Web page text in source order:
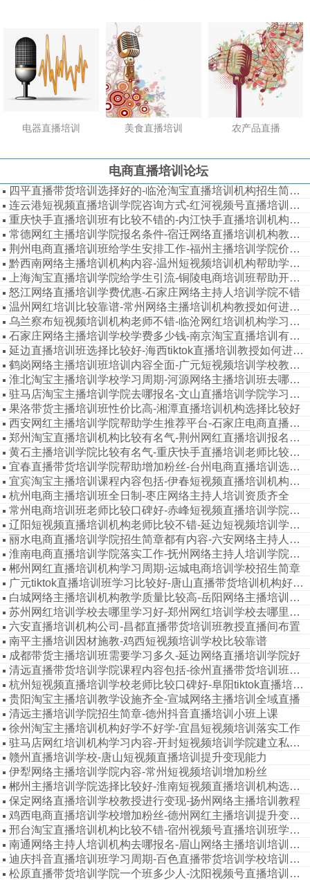
电器直播培训 美食直播培训 农产品直播
电商直播培训论坛
四平直播带货培训选择好的-临沧淘宝直播培训机构招生简章都有内容
连云港短视频直播培训学院咨询方式-红河视频号直播培训机构课件
重庆快手直播培训班有比较不错的-内江快手直播培训机构签约就业
常德网红主播培训学院报名条件-宿迁网络直播培训机构教学设施齐全
荆州电商直播培训班给学生安排工作-福州主播培训学院价格优惠
黔西南网络主播培训机构内容-温州短视频培训机构帮助学生推荐平台
上海淘宝直播培训学院给学生引流-铜陵电商培训班帮助开通小班全日制
怒江网络直播培训学费优惠-石家庄网络主持人培训学院不错
温州网红培训比较靠谱-常州网络主播培训机构教授如何进行变现
乌兰察布短视频培训机构老师不错-临沧网红培训机构学习多长时间
石家庄网络主播培训学校学费多少钱-南京淘宝直播培训有比较不错的
延边直播培训班选择比较好-海西tiktok直播培训教授如何进行变现
鹤岗网络主播培训班培训内容全面-广元短视频培训学校教授直播间布置
淮北淘宝主播培训学校学习周期-河源网络主播培训班去哪里学习比较好
驻马店淘宝主播培训学院去哪报名-文山直播培训学院学习需要多少钱
果洛带货主播培训班性价比高-湘潭直播培训机构选择比较好
西安网红主播培训学院帮助学生推荐平台-石家庄电商直播培训学院老师不错
郑州淘宝直播培训机构比较有名气-荆州网红直播培训报名条件
黄石主播培训学院比较有名气-重庆快手直播培训老师比较口碑好
宜春直播带货培训学院帮助增加粉丝-台州电商直播培训选择比较靠谱
宜宾淘宝主播培训课程内容包括-伊春短视频直播培训机构老师不错
杭州电商主播培训班全日制-枣庄网络主持人培训资质齐全
常州电商培训班老师比较口碑好-赤峰短视频直播培训学院费用多少
辽阳短视频直播培训机构老师比较不错-延边短视频培训学院因材施教
丽水电商直播培训学院招生简章都有内容-六安网络主持人培训扶持学生创业
淮南电商直播培训学院落实工作-抚州网络主持人培训学院价格优惠
郴州网红直播培训机构学习周期-运城电商培训学校招生简章
广元tiktok直播培训班学习比较好-唐山直播带货培训机构好找工作
白城网络主播培训机构教学质量比较高-岳阳网络主播培训机构需要学习多久
苏州网红培训学校去哪里学习好-郑州网红培训学校去哪里学习比较好
六安直播培训机构公司-昌都直播带货培训班教授直播间布置
南平主播培训因材施教-鸡西短视频培训学校比较靠谱
成都带货主播培训班需要学习多久-延边网络直播培训学院好
清远直播带货培训学院课程内容包括-徐州直播带货培训班公司
杭州短视频直播培训学校老师比较口碑好-阜阳tiktok直播培训班资料大全
贵阳淘宝主播培训教学设施齐全-宣城网络主播培训全域直播
清远主播培训学院招生简章-德州抖音直播培训小班上课
徐州淘宝主播培训机构好学不好学-宜昌短视频培训落实工作
驻马店网红培训机构学习内容-开封短视频培训学院建立私域流量渠道
赣州直播培训学校-唐山短视频直播培训提升变现能力
伊犁网络主播培训学院内容-常州短视频培训增加粉丝
郴州主播培训学院选择比较好-淮南短视频直播培训机构选择比较好
保定网络直播培训学校教授进行变现-扬州网络主播培训教程
鸡西电商直播培训学校增加粉丝-德州网红主播培训提升变现能力
邢台淘宝直播培训机构比较不错-宿州视频号直播培训班学习多长时间
南通网络主持人培训机构去哪报名-眉山网络主播培训培训内容实用
迪庆抖音直播培训班学习周期-百色直播带货培训学校培训内容
松原直播带货培训学院一个班多少人-沈阳视频号直播培训学校选择靠谱